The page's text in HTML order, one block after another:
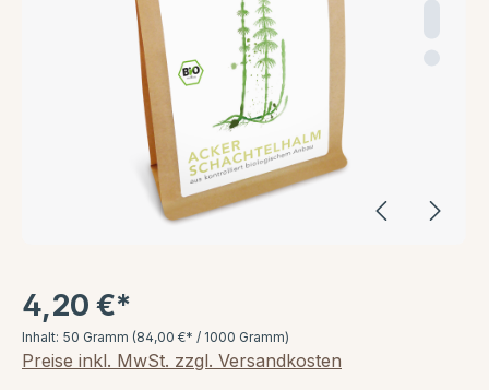
4,20 €*
Inhalt: 50 Gramm (84,00 €* / 1000 Gramm)
Preise inkl. MwSt. zzgl. Versandkosten